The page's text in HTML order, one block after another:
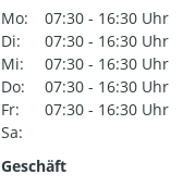
Mo:
07:30 - 16:30 Uhr
Di:
07:30 - 16:30 Uhr
Mi:
07:30 - 16:30 Uhr
Do:
07:30 - 16:30 Uhr
Fr:
07:30 - 16:30 Uhr
Sa:
Geschäft